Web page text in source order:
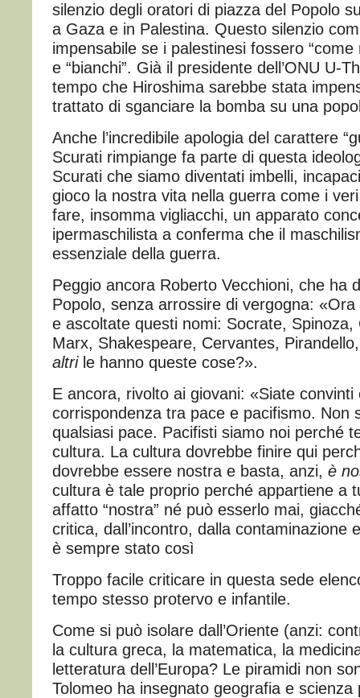
silenzio degli oratori di piazza del Popolo
a Gaza e in Palestina. Questo silenzio
impensabile se i palestinesi fossero “come
e “bianchi”. Già il presidente dell’ONU U-
tempo che Hiroshima sarebbe stata
trattato di sganciare la bomba su una
Anche l’incredibile apologia del carattere
Scurati rimpiange fa parte di questa
Scurati che siamo diventati imbelli,
gioco la nostra vita nella guerra come i
fare, insomma vigliacchi, un apparato
ipermaschilista a conferma che il
essenziale della guerra.
Peggio ancora Roberto Vecchioni, che ha
Popolo, senza arrossire di vergogna:
e ascoltate questi nomi: Socrate, Spinoza,
Marx, Shakespeare, Cervantes,
altrile hanno queste cose?».
E ancora, rivolto ai giovani: «Siate convinti
corrispondenza tra pace e pacifismo. Non
qualsiasi pace. Pacifisti siamo noi perché
cultura. La cultura dovrebbe finire qui
dovrebbe essere nostra e basta, anzi, è
cultura è tale proprio perché appartiene a
affatto “nostra” né può esserlo mai,
critica, dall’incontro, dalla contaminazione
è sempre stato così
Troppo facile criticare in questa sede
tempo stesso protervo e infantile.
Come si può isolare dall’Oriente (anzi:
la cultura greca, la matematica, la
letteratura dell’Europa? Le piramidi non
Tolomeo ha insegnato geografia e scienza